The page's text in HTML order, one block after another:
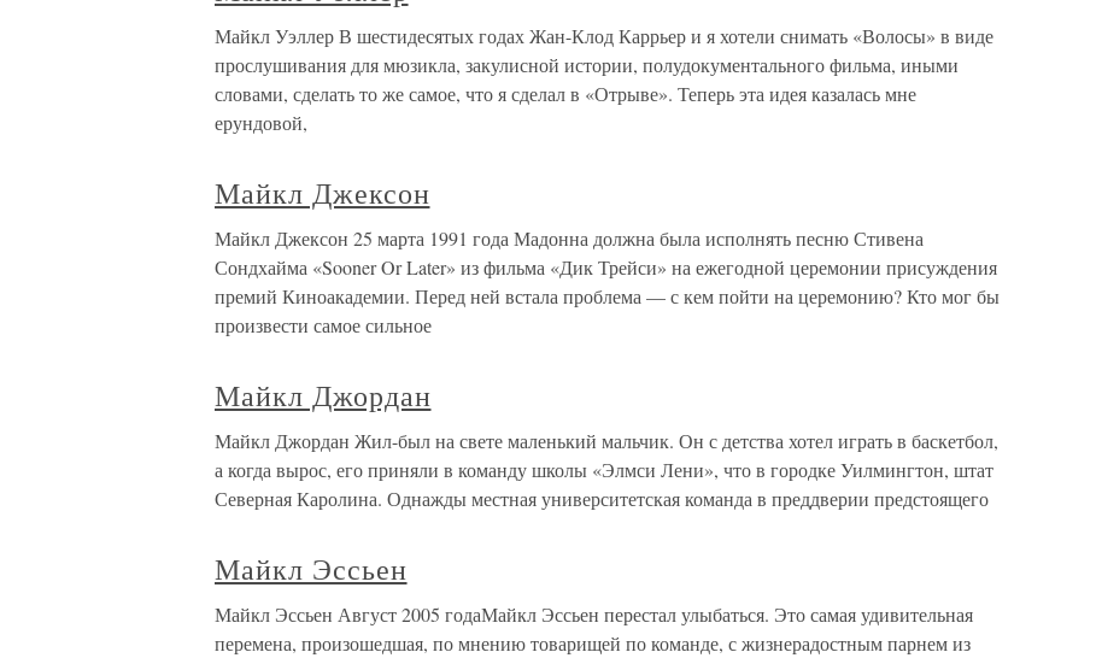
Майкл Уэллер В шестидесятых годах Жан-Клод Каррьер и я хотели снимать «Волосы» в виде
прослушивания для мюзикла, закулисной истории, полудокументального фильма, иными
словами, сделать то же самое, что я сделал в «Отрыве». Теперь эта идея казалась мне
ерундовой,
Майкл Джексон
Майкл Джексон 25 марта 1991 года Мадонна должна была исполнять песню Стивена
Сондхайма «Sooner Or Later» из фильма «Дик Трейси» на ежегодной церемонии присуждения
премий Киноакадемии. Перед ней встала проблема — с кем пойти на церемонию? Кто мог бы
произвести самое сильное
Майкл Джордан
Майкл Джордан Жил-был на свете маленький мальчик. Он с детства хотел играть в баскетбол,
а когда вырос, его приняли в команду школы «Элмси Лени», что в городке Уилмингтон, штат
Северная Каролина. Однажды местная университетская команда в преддверии предстоящего
Майкл Эссьен
Майкл Эссьен Август 2005 годаМайкл Эссьен перестал улыбаться. Это самая удивительная
перемена, произошедшая, по мнению товарищей по команде, с жизнерадостным парнем из